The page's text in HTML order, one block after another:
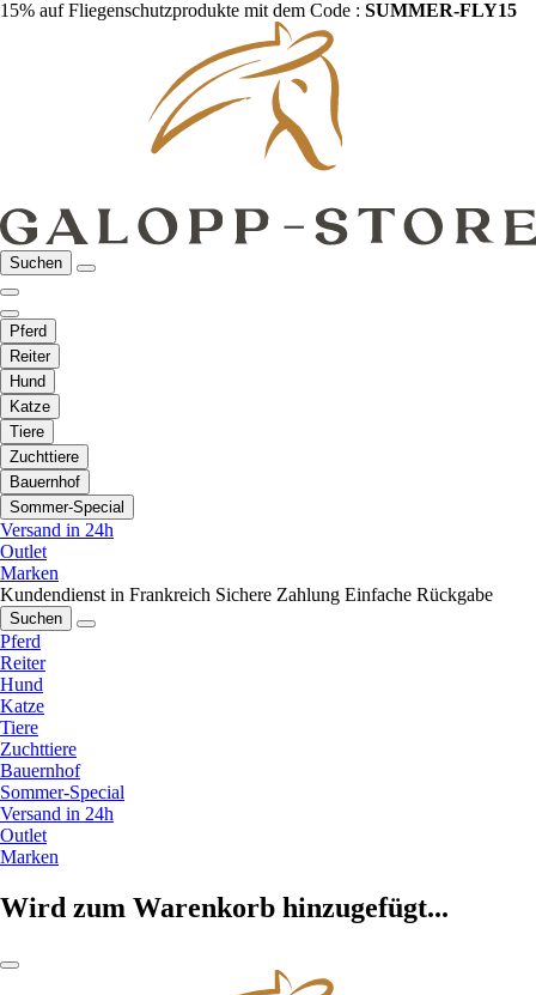
15% auf Fliegenschutzprodukte mit dem Code : SUMMER-FLY15
Suchen
Pferd
Reiter
Hund
Katze
Tiere
Zuchttiere
Bauernhof
Sommer-Special
Versand in 24h
Outlet
Marken
Kundendienst in Frankreich Sichere Zahlung Einfache Rückgabe
Suchen
Pferd
Reiter
Hund
Katze
Tiere
Zuchttiere
Bauernhof
Sommer-Special
Versand in 24h
Outlet
Marken
Wird zum Warenkorb hinzugefügt...